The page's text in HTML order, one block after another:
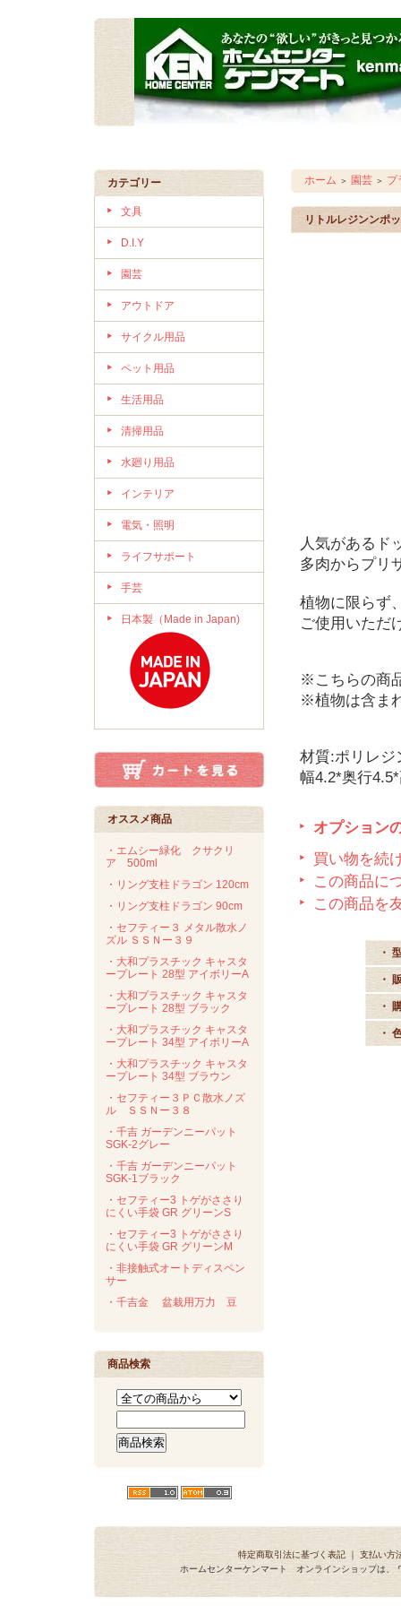
カテゴリー
文具
D.I.Y
園芸
アウトドア
サイクル用品
ペット用品
生活用品
清掃用品
水廻り用品
インテリア
電気・照明
ライフサポート
手芸
日本製（Made in Japan)
オススメ商品
・エムシー緑化 クサクリ
ア 500ml
・リング支柱ドラゴン 120cm
・リング支柱ドラゴン 90cm
・セフティー３ メタル散水ノ
ズル ＳＳＮー３９
・大和プラスチック キャスタ
ープレート 28型 アイボリーA
・大和プラスチック キャスタ
ープレート 28型 ブラック
・大和プラスチック キャスタ
ープレート 34型 アイボリーA
・大和プラスチック キャスタ
ープレート 34型 ブラウン
・セフティー３ＰＣ散水ノズ
ル ＳＳＮー３８
・千吉 ガーデンニーパット
SGK-2グレー
・千吉 ガーデンニーパット
SGK-1ブラック
・セフティー3 トゲがささり
にくい手袋 GR グリーンS
・セフティー3 トゲがささり
にくい手袋 GR グリーンM
・非接触式オートディスペン
サー
・千吉金 盆栽用万力 豆
商品検索
ホーム ＞ 園芸 ＞ プ
リトルレジンンポ
人気があるド
多肉からプリ
植物に限らず
ご使用いただ
※こちらの商
※植物は含ま
材質:ポリレジ
幅4.2*奥行
オプション
買い物を続
この商品に
この商品を
・
・
・
・
特定商取引法に基づく表記 ｜ 支払い方
ホームセンターケンマート オンラインショップは、